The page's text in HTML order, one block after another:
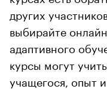
других
выбирайте
адаптивного
курсы могут
учащегося, опыт